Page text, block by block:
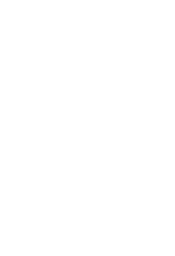
plus de
régions, dont
l'Ukraine,
le
appréciés et
avec de